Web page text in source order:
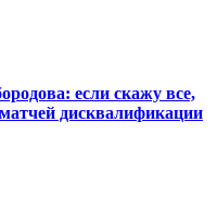
если скажу все,
дисквалификации